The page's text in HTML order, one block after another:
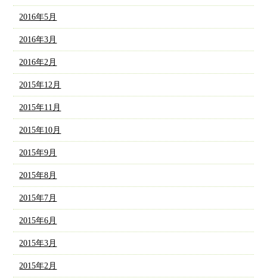
2016年5月
2016年3月
2016年2月
2015年12月
2015年11月
2015年10月
2015年9月
2015年8月
2015年7月
2015年6月
2015年3月
2015年2月